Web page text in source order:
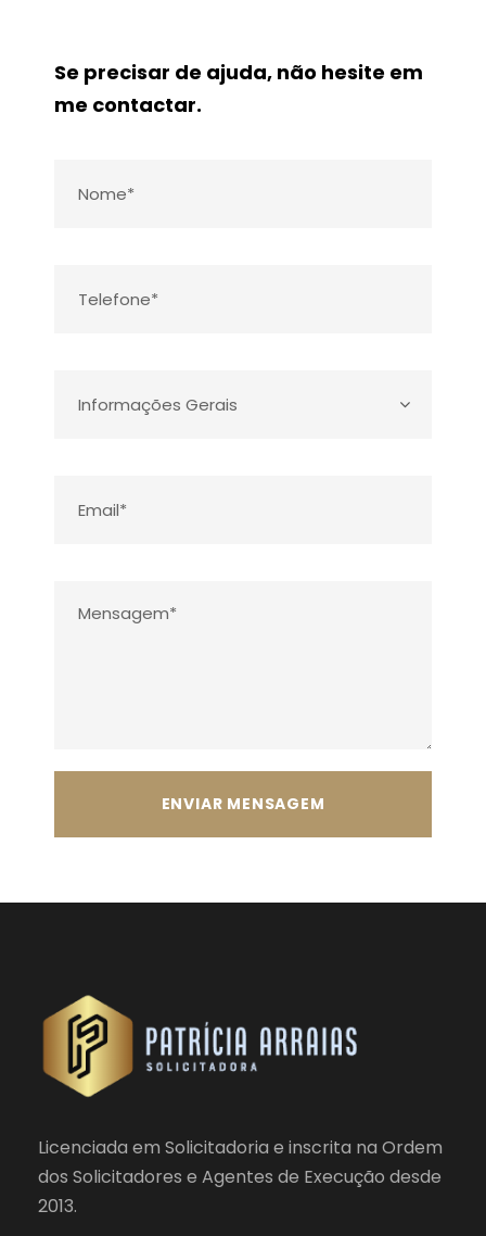
Se precisar de ajuda, não hesite em
me contactar.
Licenciada em Solicitadoria e inscrita na Ordem
dos Solicitadores e Agentes de Execução desde
2013.